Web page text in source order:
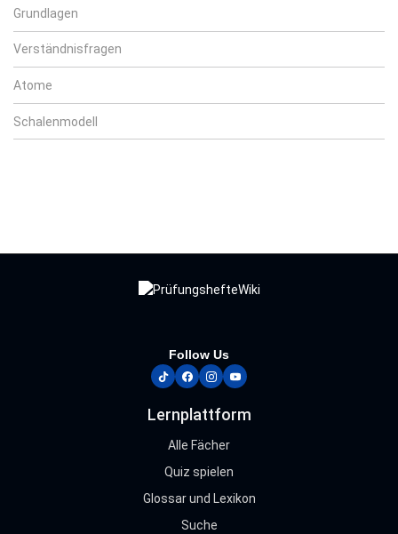
Grundlagen
Verständnisfragen
Atome
Schalenmodell
Follow Us
tiktokfacebook
instagram
youtube
Lernplattform
Alle Fächer
Quiz spielen
Glossar und Lexikon
Suche